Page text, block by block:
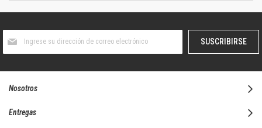
boletín
SUSCRIBIRSE
Nosotros
Entregas